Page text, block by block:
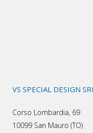
VS SPECIAL DESIGN
Corso Lombardia, 69
10099 San Mauro (TO)